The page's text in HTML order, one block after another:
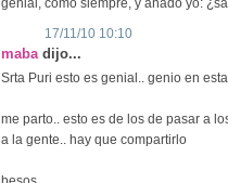
genial, como siempre, y añado yo:
17/11/10 10:10
maba dijo...
Srta Puri esto es genial.. genio en
me parto.. esto es de los de pasar a
a la gente.. hay que compartirlo